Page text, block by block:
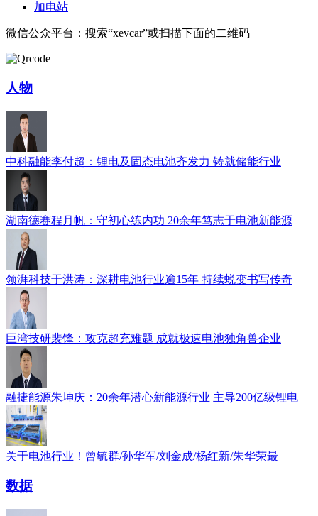
加电站
微信公众平台：搜索“xevcar”或扫描下面的二维码
人物
中科融能李付超：锂电及固态电池齐发力 铸就储能行业
湖南德赛程月帆：守初心练内功 20余年笃志于电池新能源
领湃科技于洪涛：深耕电池行业逾15年 持续蜕变书写传奇
巨湾技研裴锋：攻克超充难题 成就极速电池独角兽企业
融捷能源朱坤庆：20余年潜心新能源行业 主导200亿级锂电
关于电池行业！曾毓群/孙华军/刘金成/杨红新/朱华荣最
数据